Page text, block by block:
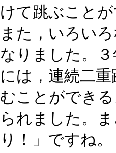
けて跳ぶこと
また，いろい
なりました。
には，連続二
むことができ
られました。
り！」ですね。